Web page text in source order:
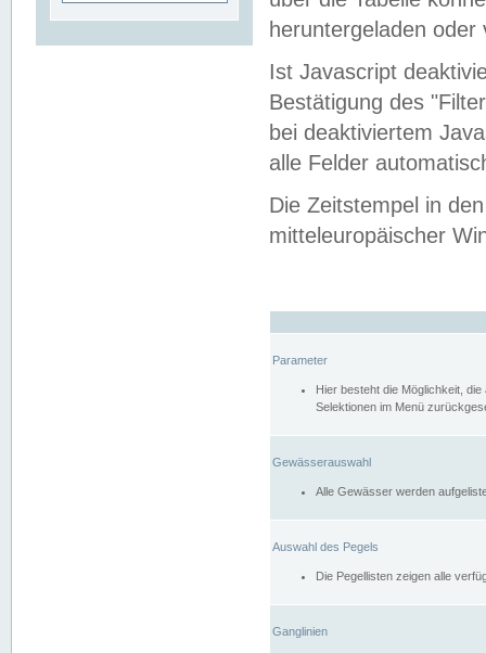
heruntergeladen oder
Ist Javascript
Bestätigung des
bei deaktiviertem
alle Felder
Die Zeitstempel in
mitteleuropäischer
Parameter
Hier besteht die Möglichkeit,
Selektionen im Menü
Gewässerauswahl
Alle Gewässer werden
Auswahl des Pegels
Die Pegellisten zeigen alle
Ganglinien